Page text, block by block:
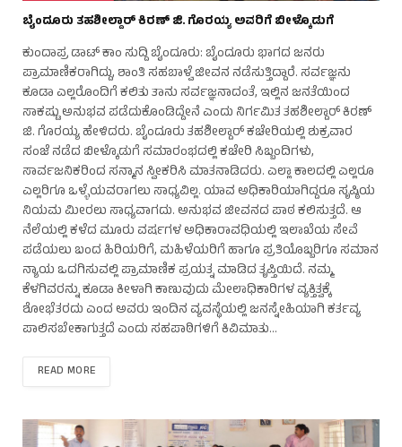
ಬೈಂದೂರು ತಹಶೀಲ್ದಾರ್ ಕಿರಣ್ ಜಿ. ಗೊರಯ್ಯ ಅವರಿಗೆ ಬೀಳ್ಕೊಡುಗೆ
ಕುಂದಾಪ್ರ ಡಾಟ್ ಕಾಂ ಸುದ್ದಿ ಬೈಂದೂರು: ಬೈಂದೂರು ಭಾಗದ ಜನರು
ಪ್ರಾಮಾಣಿಕರಾಗಿದ್ದು, ಶಾಂತಿ ಸಹಬಾಳ್ವೆ ಜೀವನ ನಡೆಸುತ್ತಿದ್ದಾರೆ. ಸರ್ವಜ್ಞನು
ಕೂಡಾ ಎಲ್ಲರೊಂದಿಗೆ ಕಲಿತು ತಾನು ಸರ್ವಜ್ಞನಾದಂತೆ, ಇಲ್ಲಿನ ಜನತೆಯಿಂದ
ಸಾಕಷ್ಟು ಅನುಭವ ಪಡೆದುಕೊಂಡಿದ್ದೇನೆ ಎಂದು ನಿರ್ಗಮಿತ ತಹಶೀಲ್ದಾರ್ ಕಿರಣ್
ಜಿ. ಗೊರಯ್ಯ ಹೇಳಿದರು. ಬೈಂದೂರು ತಹಶೀಲ್ದಾರ್ ಕಚೇರಿಯಲ್ಲಿ ಶುಕ್ರವಾರ
ಸಂಜೆ ನಡೆದ ಬೀಳ್ಕೊಡುಗೆ ಸಮಾರಂಭದಲ್ಲಿ ಕಚೇರಿ ಸಿಬ್ಬಂದಿಗಳು,
ಸಾರ್ವಜನಿಕರಿಂದ ಸನ್ಮಾನ ಸ್ವೀಕರಿಸಿ ಮಾತನಾಡಿದರು. ಎಲ್ಲಾ ಕಾಲದಲ್ಲಿ ಎಲ್ಲರೂ
ಎಲ್ಲರಿಗೂ ಒಳ್ಳೆಯವರಾಗಲು ಸಾಧ್ಯವಿಲ್ಲ. ಯಾವ ಅಧಿಕಾರಿಯಾಗಿದ್ದರೂ ಸೃಷ್ಠಿಯ
ನಿಯಮ ಮೀರಲು ಸಾಧ್ಯವಾಗದು. ಅನುಭವ ಜೀವನದ ಪಾಠ ಕಲಿಸುತ್ತದೆ. ಆ
ನೆಲೆಯಲ್ಲಿ ಕಳೆದ ಮೂರು ವರ್ಷಗಳ ಅಧಿಕಾರಾವಧಿಯಲ್ಲಿ ಇಲಾಖೆಯ ಸೇವೆ
ಪಡೆಯಲು ಬಂದ ಹಿರಿಯರಿಗೆ, ಮಹಿಳೆಯರಿಗೆ ಹಾಗೂ ಪ್ರತಿಯೊಬ್ಬರಿಗೂ ಸಮಾನ
ನ್ಯಾಯ ಒದಗಿಸುವಲ್ಲಿ ಪ್ರಾಮಾಣಿಕ ಪ್ರಯತ್ನ ಮಾಡಿದ ತೃಪ್ತಿಯಿದೆ. ನಮ್ಮ
ಕೆಳಗಿವರನ್ನು ಕೂಡಾ ಕೀಳಾಗಿ ಕಾಣುವುದು ಮೇಲಾಧಿಕಾರಿಗಳ ವ್ಯಕ್ತಿತ್ವಕ್ಕೆ
ಶೋಭೆತರದು ಎಂದ ಅವರು ಇಂದಿನ ವ್ಯವಸ್ಥೆಯಲ್ಲಿ ಜನಸ್ನೇಹಿಯಾಗಿ ಕರ್ತವ್ಯ
ಪಾಲಿಸಬೇಕಾಗುತ್ತದೆ ಎಂದು ಸಹಪಾಠಿಗಳಿಗೆ ಕಿವಿಮಾತು…
READ MORE